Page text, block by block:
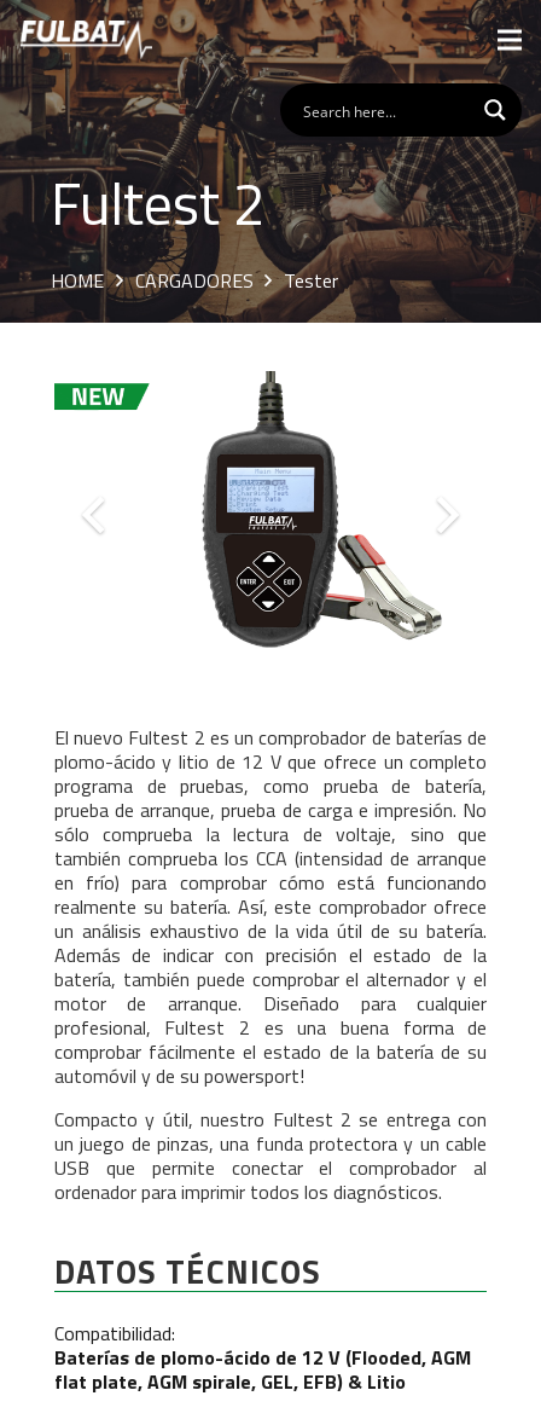
Fultest 2
HOME CARGADORES Tester
El nuevo Fultest 2 es un comprobador de baterías de
plomo-ácido y litio de 12 V que ofrece un completo
programa de pruebas, como prueba de batería,
prueba de arranque, prueba de carga e impresión. No
sólo comprueba la lectura de voltaje, sino que
también comprueba los CCA (intensidad de arranque
en frío) para comprobar cómo está funcionando
realmente su batería. Así, este comprobador ofrece
un análisis exhaustivo de la vida útil de su batería.
Además de indicar con precisión el estado de la
batería, también puede comprobar el alternador y el
motor de arranque. Diseñado para cualquier
profesional, Fultest 2 es una buena forma de
comprobar fácilmente el estado de la batería de su
automóvil y de su powersport!
Compacto y útil, nuestro Fultest 2 se entrega con
un juego de pinzas, una funda protectora y un cable
USB que permite conectar el comprobador al
ordenador para imprimir todos los diagnósticos.
DATOS TÉCNICOS
Compatibilidad:
Baterías de plomo-ácido de 12 V (Flooded, AGM
flat plate, AGM spirale, GEL, EFB) & Litio